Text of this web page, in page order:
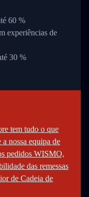
60 %
experiências de
30 %
tem tudo o que
a nossa equipa de
pedidos WISMO,
das remessas
de Cadeia de